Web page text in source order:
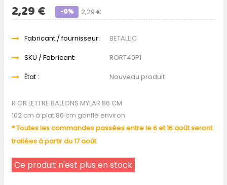
2,29 €
2,29 € -0%
Fabricant / fournisseur:
BETALLIC
SKU / Fabricant:
RORT40P1
État :
Nouveau produit
R OR LETTRE BALLONS MYLAR 86 CM
102 cm à plat 86 cm gonflé environ
* Toutes les commandes passées entre le 6 et 16 août seront
traitées à partir du 17 août.
Ce produit n'est plus en stock